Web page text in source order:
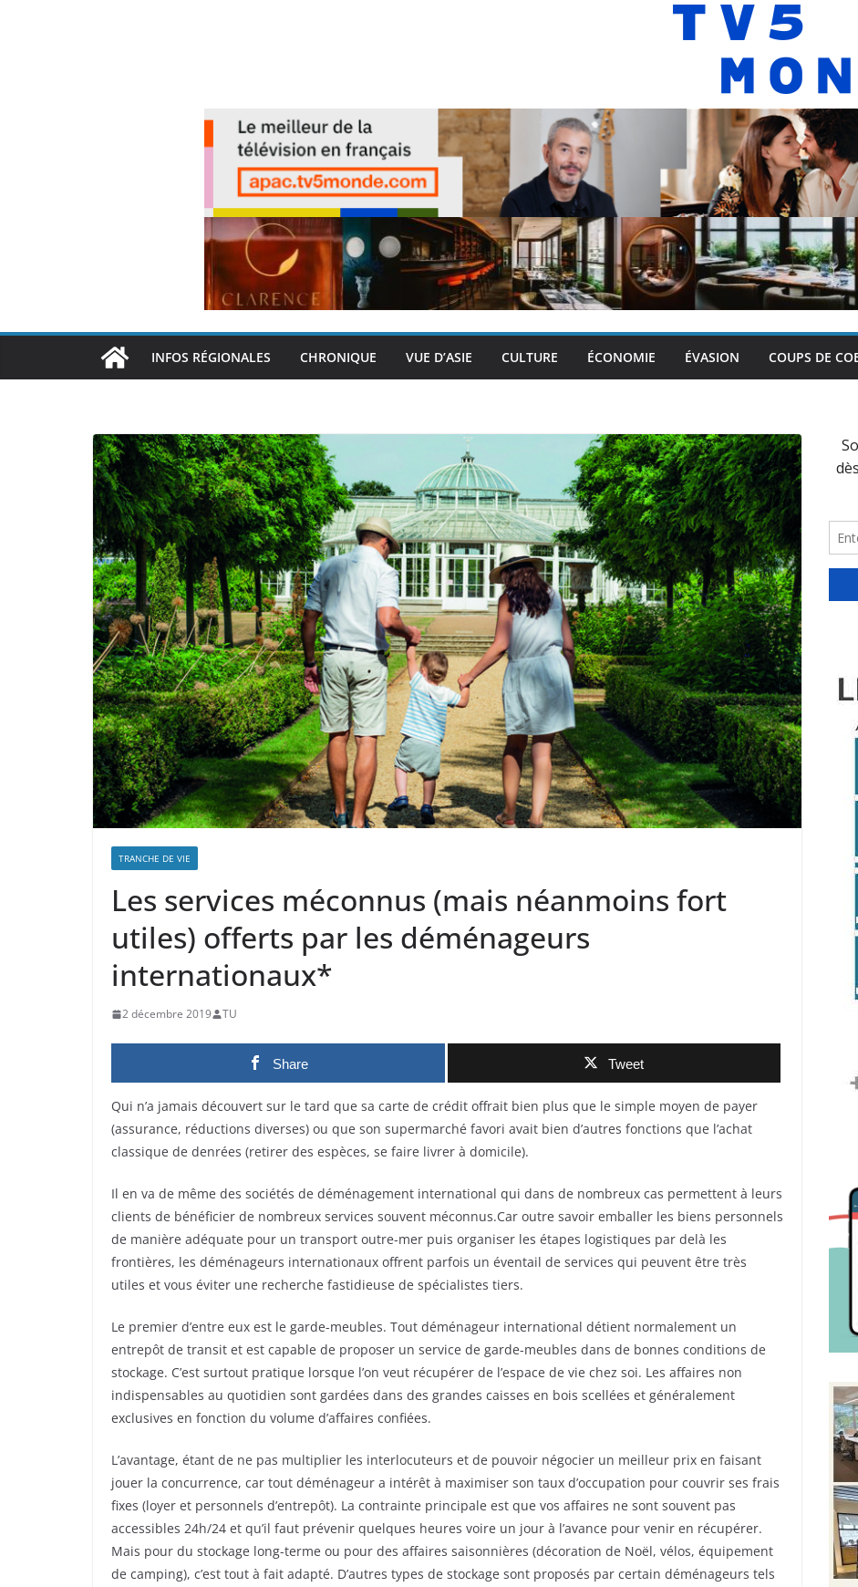
INFOS RÉGIONALES CHRONIQUE VUE D’ASIE CULTURE ÉCONOMIE ÉVASION COUPS DE
TRANCHE DE VIE
Les services méconnus (mais néanmoins fort
utiles) offerts par les déménageurs
internationaux*
2 décembre 2019 TU
Share Tweet
Qui n’a jamais découvert sur le tard que sa carte de crédit offrait bien plus que le simple moyen de payer
(assurance, réductions diverses) ou que son supermarché favori avait bien d’autres fonctions que l’achat
classique de denrées (retirer des espèces, se faire livrer à domicile).
Il en va de même des sociétés de déménagement international qui dans de nombreux cas permettent à leurs
clients de bénéficier de nombreux services souvent méconnus.Car outre savoir emballer les biens personnels
de manière adéquate pour un transport outre-mer puis organiser les étapes logistiques par delà les
frontières, les déménageurs internationaux offrent parfois un éventail de services qui peuvent être très
utiles et vous éviter une recherche fastidieuse de spécialistes tiers.
Le premier d’entre eux est le garde-meubles. Tout déménageur international détient normalement un
entrepôt de transit et est capable de proposer un service de garde-meubles dans de bonnes conditions de
stockage. C’est surtout pratique lorsque l’on veut récupérer de l’espace de vie chez soi. Les affaires non
indispensables au quotidien sont gardées dans des grandes caisses en bois scellées et généralement
exclusives en fonction du volume d’affaires confiées.
L’avantage, étant de ne pas multiplier les interlocuteurs et de pouvoir négocier un meilleur prix en faisant
jouer la concurrence, car tout déménageur a intérêt à maximiser son taux d’occupation pour couvrir ses frais
fixes (loyer et personnels d’entrepôt). La contrainte principale est que vos affaires ne sont souvent pas
accessibles 24h/24 et qu’il faut prévenir quelques heures voire un jour à l’avance pour venir en récupérer.
Mais pour du stockage long-terme ou pour des affaires saisonnières (décoration de Noël, vélos, équipement
de camping), c’est tout à fait adapté. D’autres types de stockage sont proposés par certain déménageurs tels